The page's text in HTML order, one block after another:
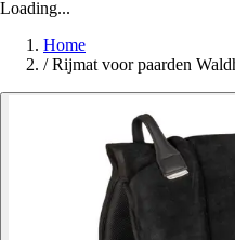
Loading...
Home
/ Rijmat voor paarden